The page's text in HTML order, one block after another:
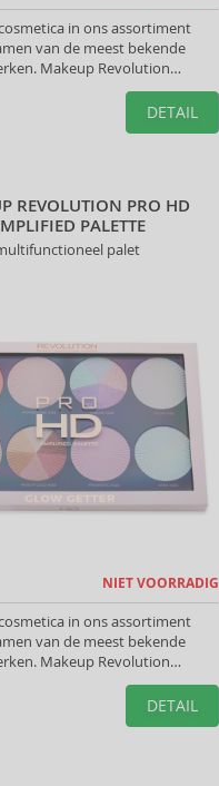
in ons assortiment
van de meest bekende
Makeup Revolution
u de perfecte look te creëren.
DETAIL
REVOLUTION PRO HD
PALETTE
palet
NIET VOORRADIG
in ons assortiment
van de meest bekende
Makeup Revolution
helpen u de perfecte look te
DETAIL